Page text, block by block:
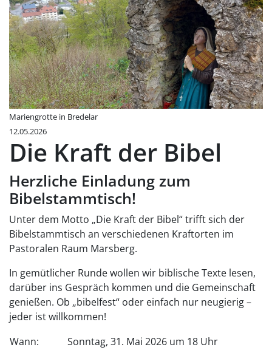
Mariengrotte in Bredelar
12.05.2026
Die Kraft der Bibel
Herzliche Einladung zum
Bibelstammtisch!
Unter dem Motto „Die Kraft der Bibel“ trifft sich der
Bibelstammtisch an verschiedenen Kraftorten im
Pastoralen Raum Marsberg.
In gemütlicher Runde wollen wir biblische Texte lesen,
darüber ins Gespräch kommen und die Gemeinschaft
genießen. Ob „bibelfest“ oder einfach nur neugierig –
jeder ist willkommen!
Wann:
Sonntag, 31. Mai 2026 um 18 Uhr